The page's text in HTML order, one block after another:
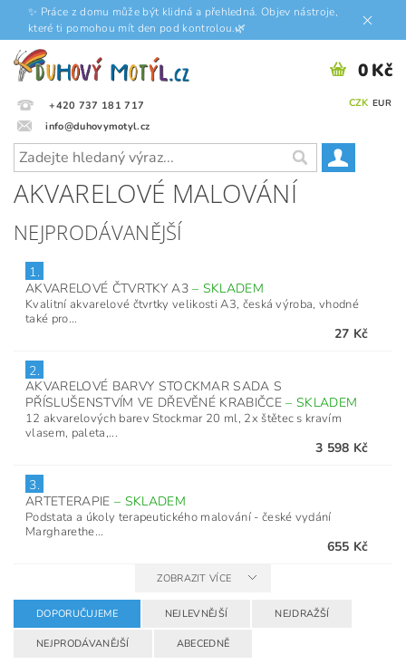
✨ Práce z domu může být klidná a přehledná. Objev nástroje,
které ti pomohou mít den pod kontrolou.🌿
+420 737 181 717
info@duhovymotyl.cz
CZK EUR
0 Kč
AKVARELOVÉ MALOVÁNÍ
NEJPRODÁVANĚJŠÍ
1.
AKVARELOVÉ ČTVRTKY A3– SKLADEM
Kvalitní akvarelové čtvrtky velikosti A3, česká výroba, vhodné
také pro...
27 Kč
2.
AKVARELOVÉ BARVY STOCKMAR SADA S
PŘÍSLUŠENSTVÍM VE DŘEVĚNÉ KRABIČCE– SKLADEM
12 akvarelových barev Stockmar 20 ml, 2x štětec s kravím
vlasem, paleta,...
3 598 Kč
3.
ARTETERAPIE – SKLADEM
Podstata a úkoly terapeutického malování - české vydání
Margharethe...
655 Kč
ZOBRAZIT VÍCE
DOPORUČUJEME NEJLEVNĚJŠÍ NEJDRAŽŠÍ
NEJPRODÁVANĚJŠÍ ABECEDNĚ